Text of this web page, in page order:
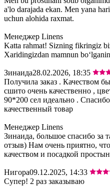
a'lo darajada ekan. Men yana
uchun alohida raxmat.
Менеджер Linens
Katta rahmat! Sizning fikringiz
Xaridingizdan mamnun
Зинаида28.02.2026, 18:35
Получила заказ . Качеством
сшито очень качественно ,
90*200 сел идеально .
качественный товар
Менеджер Linens
Зинаида, большое спасибо за
отзыв) Нам очень приятно,
качеством и посадкой
Нигора09.12.2025, 14:33
Супер! 2 раз заказываю